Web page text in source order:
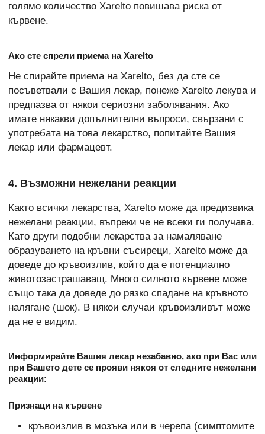
голямо количество Xarelto повишава риска от
кървене.
Ако сте спрели приема на Xarelto
Не спирайте приема на Xarelto, без да сте се
посъветвали с Вашия лекар, понеже Xarelto лекува и
предпазва от някои сериозни заболявания. Ако
имате някакви допълнителни въпроси, свързани с
употребата на това лекарство, попитайте Вашия
лекар или фармацевт.
4. Възможни нeжелани реакции
Както всички лекарства, Xarelto може да предизвика
нежелани реакции, въпреки че не всеки ги получава.
Като други подобни лекарства за намаляване
образуването на кръвни съсиреци, Xarelto може да
доведе до кръвоизлив, който да е потенциално
животозастрашаващ. Много силното кървене може
също така да доведе до рязко спадане на кръвното
налягане (шок). В някои случаи кръвоизливът може
да не е видим.
Информирайте Вашия лекар незабавно, ако при Вас или
при Вашето дете се прояви някоя от следните нежелани
реакции:
Признаци на кървене
кръвоизлив в мозъка или в черепа (симптомите